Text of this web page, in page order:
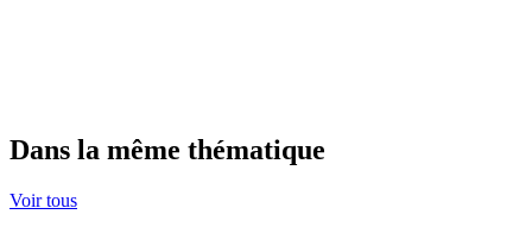
Dans la même thématique
Voir tous